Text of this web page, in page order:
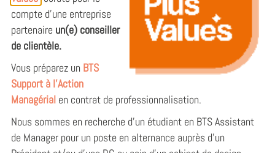
compte d’une entreprise
partenaire un(e) conseiller
de clientèle.
Vous préparez un BTS
Support à l’Action
Managérial en contrat de professionnalisation.
Nous sommes en recherche d'un étudiant en BTS Assistant
de Manager pour un poste en alternance auprès d'un